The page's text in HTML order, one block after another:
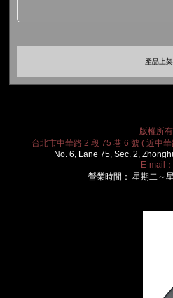
產品上
版權所
台北市中華路 2 段 75 巷 6 號 ( 近中
No. 6, Lane 75, Sec. 2,
E-mail：
營業時間： 星期二～